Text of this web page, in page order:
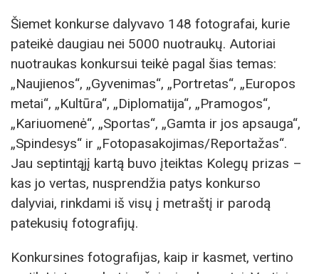
Šiemet konkurse dalyvavo 148 fotografai, kurie
pateikė daugiau nei 5000 nuotraukų. Autoriai
nuotraukas konkursui teikė pagal šias temas:
„Naujienos“, „Gyvenimas“, „Portretas“, „Europos
metai“, „Kultūra“, „Diplomatija“, „Pramogos“,
„Kariuomenė“, „Sportas“, „Gamta ir jos apsauga“,
„Spindesys“ ir „Fotopasakojimas/Reportažas“.
Jau septintąjį kartą buvo įteiktas Kolegų prizas –
kas jo vertas, nusprendžia patys konkurso
dalyviai, rinkdami iš visų į metraštį ir parodą
patekusių fotografijų.
Konkursines fotografijas, kaip ir kasmet, vertino